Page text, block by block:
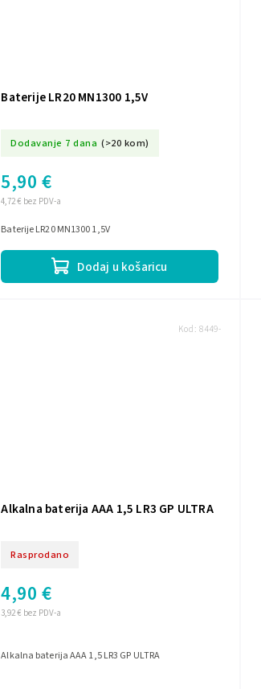
Baterije LR20 MN1300 1,5V
Dodavanje 7 dana (>20 kom)
4,72 € bez PDV-a
5,90 €
Dodaj u košaricu
Baterije LR20 MN1300 1,5V
Alkalna baterija AAA 1,5 LR3 GP ULTRA
Rasprodano
3,92 € bez PDV-a
4,90 €
Alkalna baterija AAA 1,5 LR3 GP ULTRA
Kod: 8449-